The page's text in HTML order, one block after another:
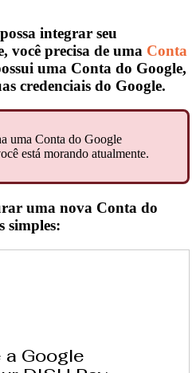
integrar seu
você precisa de uma Conta
uma Conta do Google,
credenciais do Google.
uma Conta do Google
está morando atualmente.
uma nova Conta do
simples: